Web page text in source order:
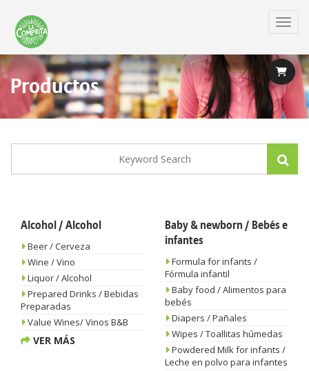
main
content
Productos
Alcohol / Alcohol
Beer / Cerveza
Wine / Vino
Liquor / Alcohol
Prepared Drinks / Bebidas
Preparadas
Value Wines/ Vinos B&B
VER MÁS
Baby & newborn / Bebés e
infantes
Formula for infants /
Fórmula infantil
Baby food / Alimentos para
bebés
Diapers / Pañales
Wipes / Toallitas húmedas
Powdered Milk for infants /
Leche en polvo para infantes